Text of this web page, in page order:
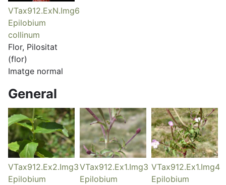
VTax912.ExN.Img6
Epilobium
collinum
Flor, Pilositat
(flor)
Imatge normal
General
VTax912.Ex2.Img3
Epilobium
VTax912.Ex1.Img3
Epilobium
VTax912.Ex1.Img4
Epilobium